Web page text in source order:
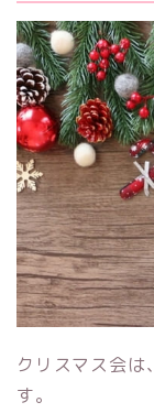
クリスマス会は
す。